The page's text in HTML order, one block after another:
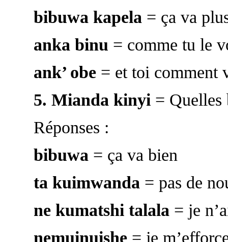
bibuwa kapela= ça va
anka binu = comme tu le
ank’ obe= et toi comment
5. Mianda kinyi= Quelles
Réponses :
bibuwa= ça va bien
ta kuimwanda= pas de
ne kumatshi talala= je
nemuinuishe= je